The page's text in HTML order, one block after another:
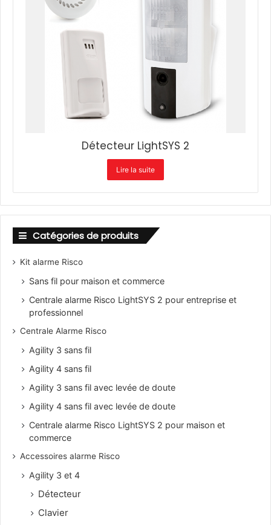
Détecteur LightSYS 2
Lire la suite
Catégories de produits
Kit alarme Risco
Sans fil pour maison et commerce
Centrale alarme Risco LightSYS 2 pour entreprise et
professionnel
Centrale Alarme Risco
Agility 3 sans fil
Agility 4 sans fil
Agility 3 sans fil avec levée de doute
Agility 4 sans fil avec levée de doute
Centrale alarme Risco LightSYS 2 pour maison et
commerce
Accessoires alarme Risco
Agility 3 et 4
Détecteur
Clavier